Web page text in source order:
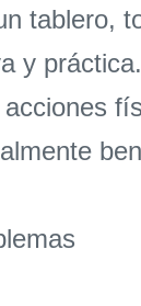
tablero,
y